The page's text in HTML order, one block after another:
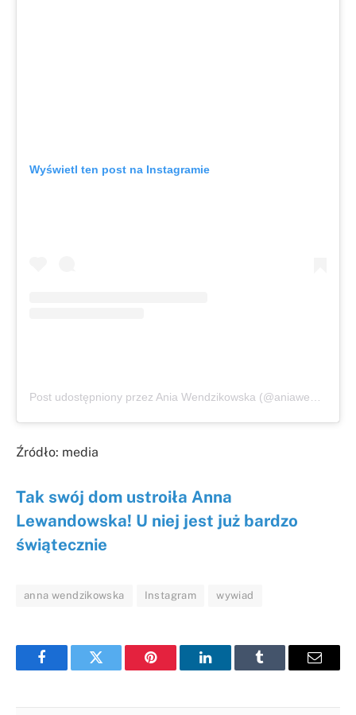
Wyświetl ten post na Instagramie
Źródło: media
Tak swój dom ustroiła Anna
Lewandowska! U niej jest już bardzo
świątecznie
anna wendzikowska Instagram wywiad
FacebookTwitter Pinterest LinkedInTumblr Email